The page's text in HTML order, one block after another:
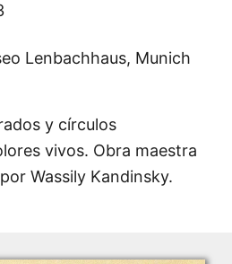
Lenbachhaus, Munich
y círculos
vivos. Obra maestra
Wassily Kandinsky.